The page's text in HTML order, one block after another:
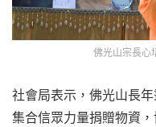
佛光山宗長心
社會局表示，佛光山長
集合信眾力量捐贈物資